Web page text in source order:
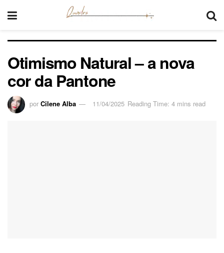
Otimismo Natural – a nova
cor da Pantone
por Cilene Alba 11/04/2025 Reading Time: 4 mins read